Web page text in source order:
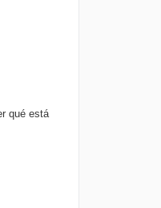
qué está